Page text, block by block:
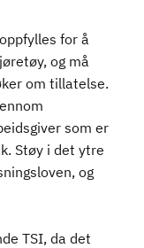
for å
og må
om tillatelse.
som er
Støy i det ytre
og
TSI, da det